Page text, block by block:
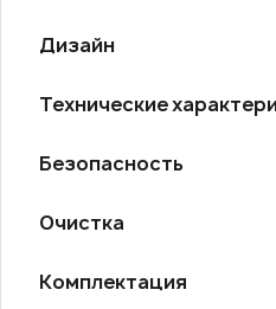
Дизайн
Технические
Безопасность
Очистка
Комплектация